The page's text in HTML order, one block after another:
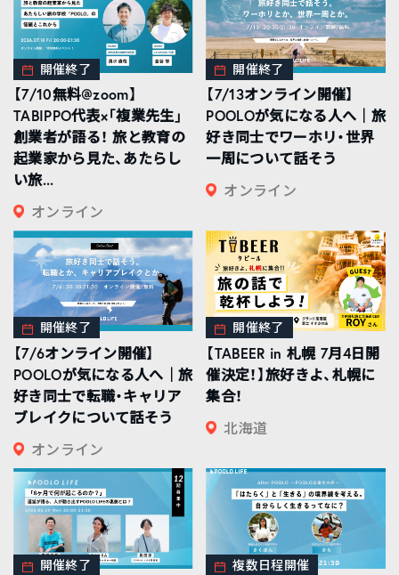
開催終了
【7/10無料@zoom】
TABIPPO代表×「複業先生」
創業者が語る！ 旅と教育の
起業家から見た、あたらし
い旅...
オンライン
開催終了
【7/13オンライン開催】
POOLOが気になる人へ｜旅
好き同士でワーホリ・世界
一周について話そう
オンライン
開催終了
【7/6オンライン開催】
POOLOが気になる人へ｜旅
好き同士で転職・キャリア
ブレイクについて話そう
オンライン
開催終了
【TABEER in 札幌 7月4日開
催決定！】旅好きよ、札幌に
集合！
北海道
開催終了 複数日程開催